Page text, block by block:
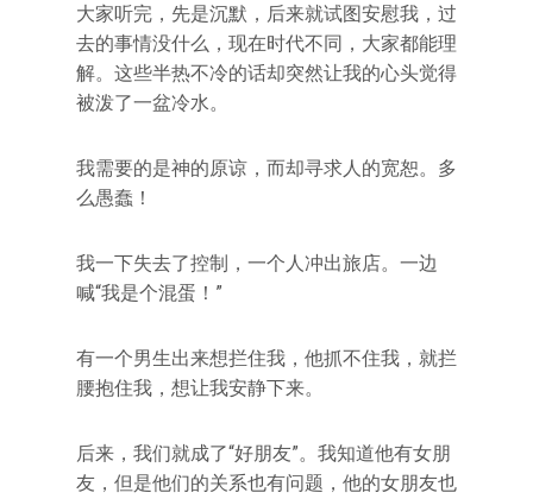
大家听完，先是沉默，后来就试图安慰我，过
去的事情没什么，现在时代不同，大家都能理
解。这些半热不冷的话却突然让我的心头觉得
被泼了一盆冷水。
我需要的是神的原谅，而却寻求人的宽恕。多
么愚蠢！
我一下失去了控制，一个人冲出旅店。一边
喊“我是个混蛋！”
有一个男生出来想拦住我，他抓不住我，就拦
腰抱住我，想让我安静下来。
后来，我们就成了“好朋友”。我知道他有女朋
友，但是他们的关系也有问题，他的女朋友也